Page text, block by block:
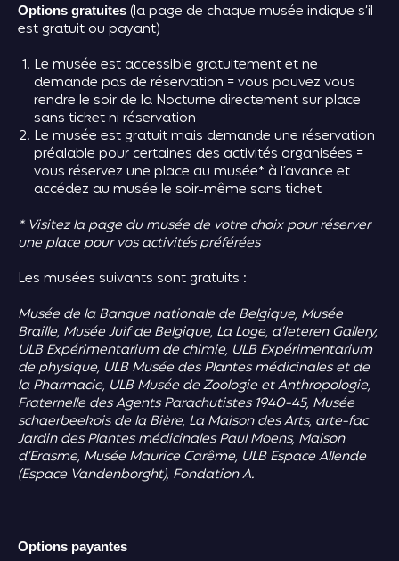
Options gratuites (la page de chaque musée indique s’il
est gratuit ou payant)
Le musée est accessible gratuitement et ne
demande pas de réservation = vous pouvez vous
rendre le soir de la Nocturne directement sur place
sans ticket ni réservation
Le musée est gratuit mais demande une réservation
préalable pour certaines des activités organisées =
vous réservez une place au musée* à l’avance et
accédez au musée le soir-même sans ticket
* Visitez la page du musée de votre choix pour réserver
une place pour vos activités préférées
Les musées suivants sont gratuits :
Musée de la Banque nationale de Belgique, Musée
Braille, Musée Juif de Belgique, La Loge, d’Ieteren Gallery,
ULB Expérimentarium de chimie, ULB Expérimentarium
de physique, ULB Musée des Plantes médicinales et de
la Pharmacie, ULB Musée de Zoologie et Anthropologie,
Fraternelle des Agents Parachutistes 1940-45, Musée
schaerbeekois de la Bière, La Maison des Arts, arte-fac
Jardin des Plantes médicinales Paul Moens, Maison
d’Erasme, Musée Maurice Carême, ULB Espace Allende
(Espace Vandenborght), Fondation A.
Options payantes